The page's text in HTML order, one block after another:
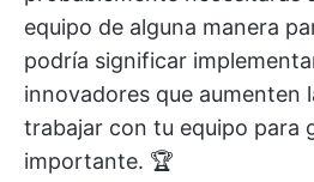
equipo de alguna manera
podría significar
innovadores que aumenten
trabajar con tu equipo para
importante. 🏆